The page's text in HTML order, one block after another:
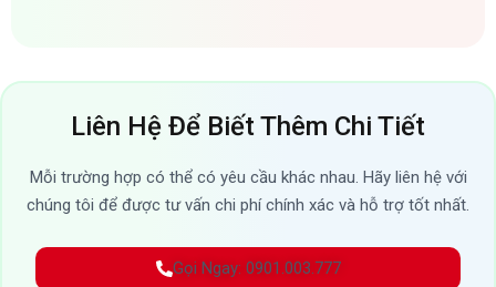
Liên Hệ Để Biết Thêm Chi Tiết
Mỗi trường hợp có thể có yêu cầu khác nhau. Hãy liên hệ với
chúng tôi để được tư vấn chi phí chính xác và hỗ trợ tốt nhất.
Gọi Ngay: 0901.003.777